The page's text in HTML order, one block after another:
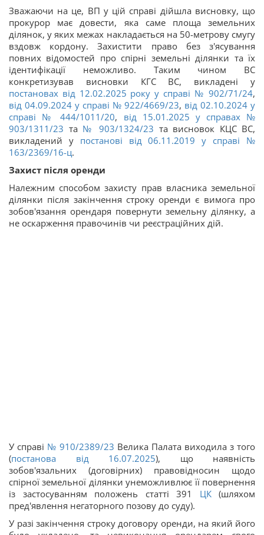
Зважаючи на це, ВП у цій справі дійшла висновку, що
прокурор має довести, яка саме площа земельних
ділянок, у яких межах накладається на 50-метрову смугу
вздовж кордону. Захистити право без з'ясування
повних відомостей про спірні земельні ділянки та їх
ідентифікації неможливо. Таким чином ВС
конкретизував висновки КГС ВС, викладені у
постановах від 12.02.2025 року у справі № 902/71/24,
від 04.09.2024 у справі № 922/4669/23, від 02.10.2024 у
справі № 444/1011/20, від 15.01.2025 у справах №
903/1311/23 та № 903/1324/23 та висновок КЦС ВС,
викладений у постанові від 06.11.2019 у справі №
163/2369/16-ц.
Захист після оренди
Належним способом захисту прав власника земельної
ділянки після закінчення строку оренди є вимога про
зобов'язання орендаря повернути земельну ділянку, а
не оскарження правочинів чи реєстраційних дій.
У справі № 910/2389/23 Велика Палата виходила з того
(постанова від 16.07.2025), що наявність
зобов'язальних (договірних) правовідносин щодо
спірної земельної ділянки унеможливлює її повернення
із застосуванням положень статті 391 ЦК(шляхом
пред'явлення негаторного позову до суду).
У разі закінчення строку договору оренди, на який його